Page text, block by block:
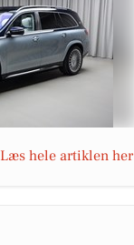
Læs hele artiklen her